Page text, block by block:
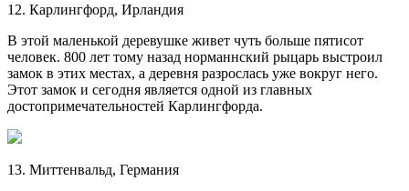
12. Карлингфорд, Ирландия
В этой маленькой деревушке живет чуть больше пятисот
человек. 800 лет тому назад норманнский рыцарь выстроил
замок в этих местах, а деревня разрослась уже вокруг него.
Этот замок и сегодня является одной из главных
достопримечательностей Карлингфорда.
13. Миттенвальд, Германия